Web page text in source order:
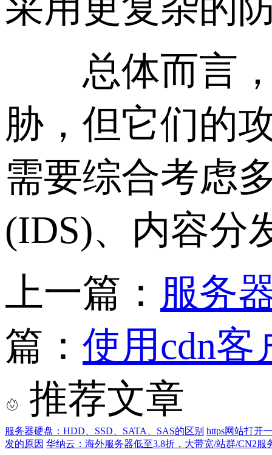
总体而言，
胁，但它们的
需要综合考虑
(IDS)、内容分
上一篇： 服务
篇： 使用cdn
推荐文章
服务器硬盘：HDD、SSD、SATA、SAS的区别 https网站打开
发的原因 华纳云：海外服务器低至3.8折，大带宽/站群/CN2服